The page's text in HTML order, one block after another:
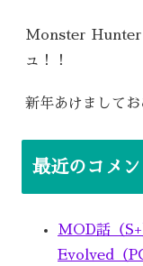
Monster Hunter
ュ！！
新年あけまして
最近のコメン
MOD話（
Evolved（